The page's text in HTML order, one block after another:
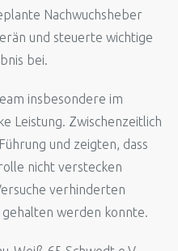
Nachwuchsheber
und steuerte wichtige
bei.
insbesondere im
Leistung. Zwischenzeitlich
und zeigten, dass
nicht verstecken
verhinderten
gehalten werden konnte.